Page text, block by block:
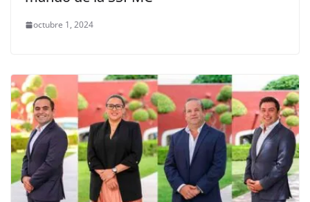
octubre 1, 2024